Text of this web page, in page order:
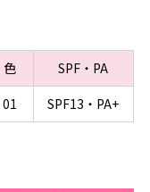
色
SPF・PA
01 SPF13・PA+